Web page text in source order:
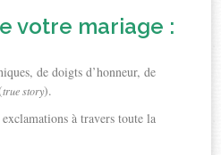
votre mariage :
de doigts d’honneur, de
true story).
à travers toute la